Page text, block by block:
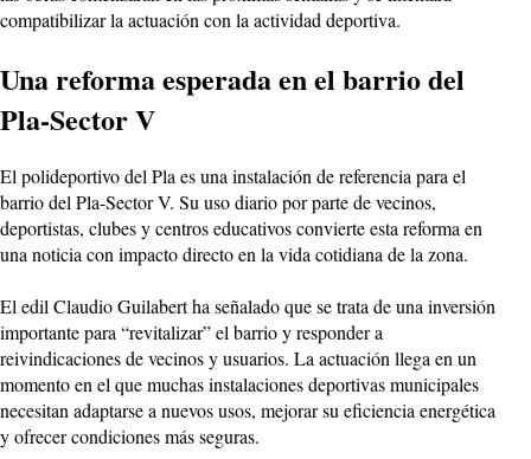
compatibilizar la actuación con la actividad deportiva.
Una reforma esperada en el barrio del
Pla-Sector V
El polideportivo del Pla es una instalación de referencia para el
barrio del Pla-Sector V. Su uso diario por parte de vecinos,
deportistas, clubes y centros educativos convierte esta reforma en
una noticia con impacto directo en la vida cotidiana de la zona.
El edil Claudio Guilabert ha señalado que se trata de una inversión
importante para “revitalizar” el barrio y responder a
reivindicaciones de vecinos y usuarios. La actuación llega en un
momento en el que muchas instalaciones deportivas municipales
necesitan adaptarse a nuevos usos, mejorar su eficiencia energética
y ofrecer condiciones más seguras.